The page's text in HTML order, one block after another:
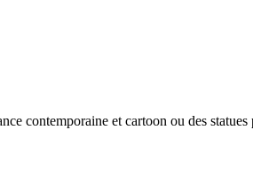
contemporaine et cartoon ou des